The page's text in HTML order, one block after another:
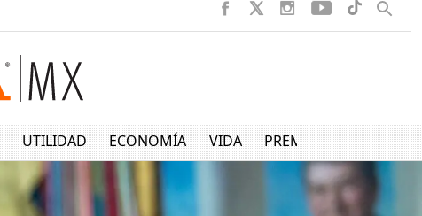
UTILIDAD ECONOMÍA VIDA PREMIUM